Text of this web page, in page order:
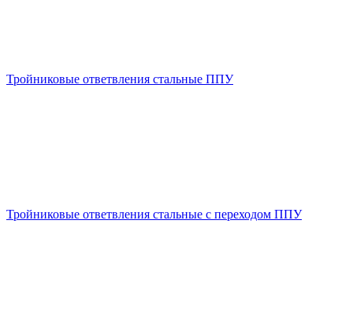
Тройниковые ответвления стальные ППУ
Тройниковые ответвления стальные с переходом ППУ